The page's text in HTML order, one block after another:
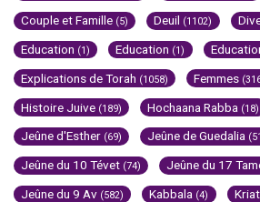
Couple et Famille (5) Deuil (1102)
Education (1) Education (1)
Explications de Torah (1058) Femmes
Histoire Juive (189) Hochaana Rabba (18)
Jeûne d'Esther (69) Jeûne de Guedalia
Jeûne du 10 Tévet (74) Jeûne du 17
Jeûne du 9 Av (582) Kabbala (4)